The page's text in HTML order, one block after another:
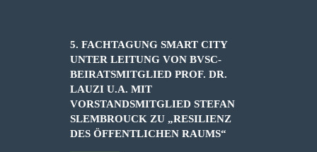
5. FACHTAGUNG SMART CITY
UNTER LEITUNG VON BVSC-
BEIRATSMITGLIED PROF. DR.
LAUZI U.A. MIT
VORSTANDSMITGLIED STEFAN
SLEMBROUCK ZU „RESILIENZ
DES ÖFFENTLICHEN RAUMS“